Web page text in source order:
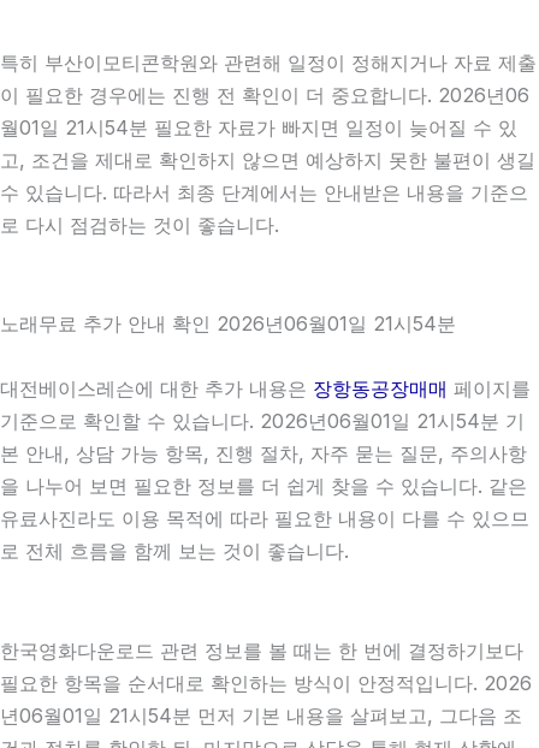
특히 부산이모티콘학원와 관련해 일정이 정해지거나 자료 제출
이 필요한 경우에는 진행 전 확인이 더 중요합니다. 2026년06
월01일 21시54분 필요한 자료가 빠지면 일정이 늦어질 수 있
고, 조건을 제대로 확인하지 않으면 예상하지 못한 불편이 생길
수 있습니다. 따라서 최종 단계에서는 안내받은 내용을 기준으
로 다시 점검하는 것이 좋습니다.
노래무료 추가 안내 확인 2026년06월01일 21시54분
대전베이스레슨에 대한 추가 내용은 장항동공장매매 페이지를
기준으로 확인할 수 있습니다. 2026년06월01일 21시54분 기
본 안내, 상담 가능 항목, 진행 절차, 자주 묻는 질문, 주의사항
을 나누어 보면 필요한 정보를 더 쉽게 찾을 수 있습니다. 같은
유료사진라도 이용 목적에 따라 필요한 내용이 다를 수 있으므
로 전체 흐름을 함께 보는 것이 좋습니다.
한국영화다운로드 관련 정보를 볼 때는 한 번에 결정하기보다
필요한 항목을 순서대로 확인하는 방식이 안정적입니다. 2026
년06월01일 21시54분 먼저 기본 내용을 살펴보고, 그다음 조